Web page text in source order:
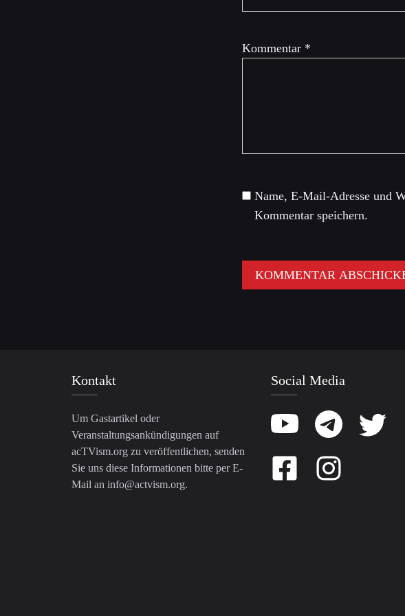
Kommentar *
Name, E-Mail-Adresse und
Kommentar speichern.
Kontakt
Um Gastartikel oder
Veranstaltungsankündigungen auf
acTVism.org zu veröffentlichen, senden
Sie uns diese Informationen bitte per E-
Mail an info@actvism.org.
Social Media